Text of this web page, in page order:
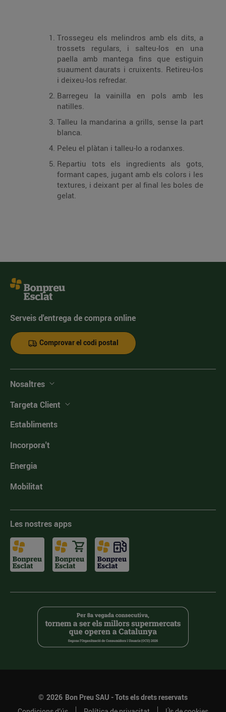
Trossegeu els melindros amb els dits, a
trossets regulars, i salteu-los en una
paella amb mantega fins que estiguin
suaument daurats i cruixents. Retireu-los
i deixeu-los refredar.
Barregeu la vainilla en pols amb les
natilles.
Talleu la mandarina a grills, sense la part
blanca.
Peleu el plàtan i talleu-lo a rodanxes.
Repartiu tots els ingredients als gots,
formant capes, jugant amb els colors i les
textures, i deixant per al final les boles de
gelat.
Serveis d'entrega de compra online
Comprovar el codi postal
Nosaltres
Targeta Client
Establiments
Incorpora't
Energia
Mobilitat
Les nostres apps
© 2026 Bon Preu SAU - Tots els drets reservats